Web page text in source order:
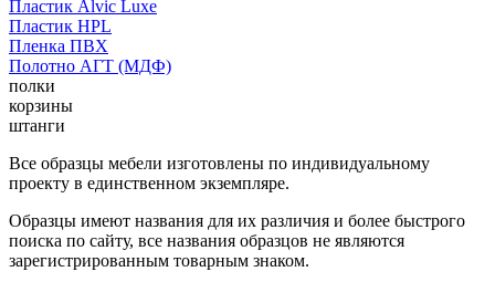
Пластик Alvic Luxe
Пластик HPL
Пленка ПВХ
Полотно АГТ (МДФ)
полки
корзины
штанги
Все образцы мебели изготовлены по индивидуальному
проекту в единственном экземпляре.
Образцы имеют названия для их различия и более быстрого
поиска по сайту, все названия образцов не являются
зарегистрированным товарным знаком.